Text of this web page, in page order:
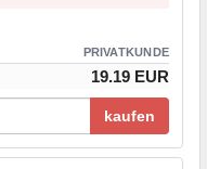
PRIVATKUNDE
19.19 EUR
kaufen